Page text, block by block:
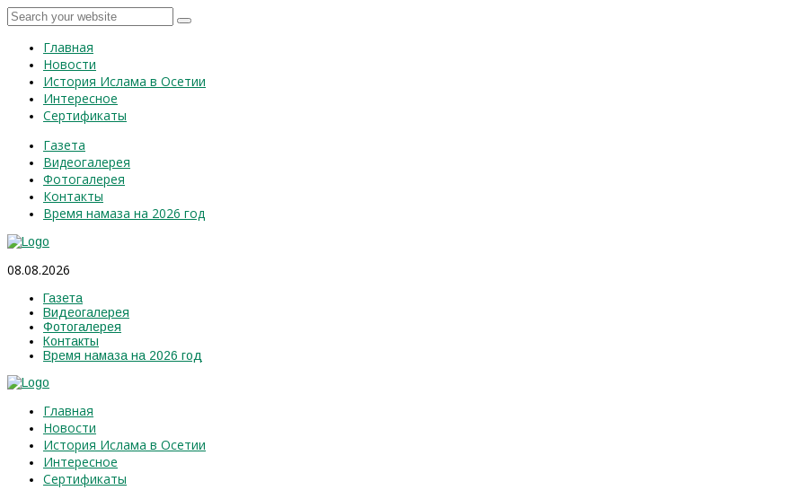
Главная
Новости
История Ислама в Осетии
Интересное
Сертификаты
Газета
Видеогалерея
Фотогалерея
Контакты
Время намаза на 2026 год
08.08.2026
Газета
Видеогалерея
Фотогалерея
Контакты
Время намаза на 2026 год
Главная
Новости
История Ислама в Осетии
Интересное
Сертификаты